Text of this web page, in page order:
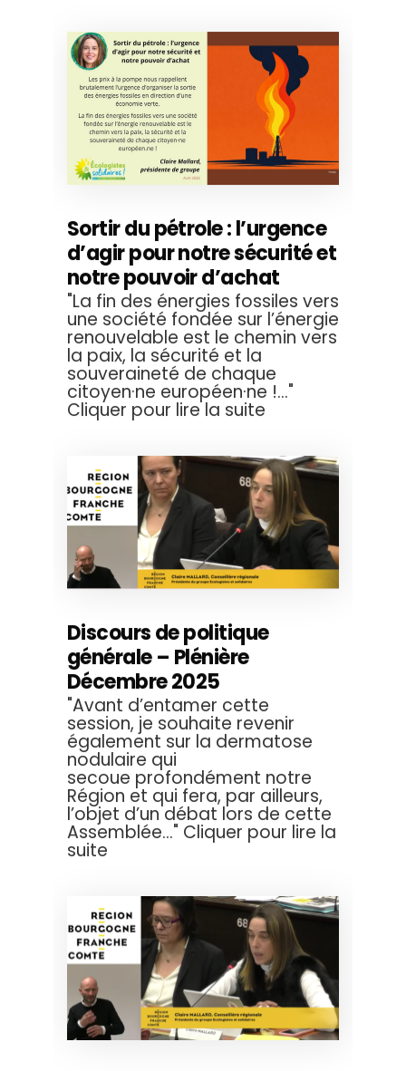
Sortir du pétrole : l’urgence
d’agir pour notre sécurité et
notre pouvoir d’achat
"La fin des énergies fossiles vers
une société fondée sur l’énergie
renouvelable est le chemin vers
la paix, la sécurité et la
souveraineté de chaque
citoyen·ne européen·ne !..."
Cliquer pour lire la suite
Discours de politique
générale – Plénière
Décembre 2025
"Avant d’entamer cette
session, je souhaite revenir
également sur la dermatose
nodulaire qui
secoue profondément notre
Région et qui fera, par ailleurs,
l’objet d’un débat lors de cette
Assemblée..." Cliquer pour lire la
suite